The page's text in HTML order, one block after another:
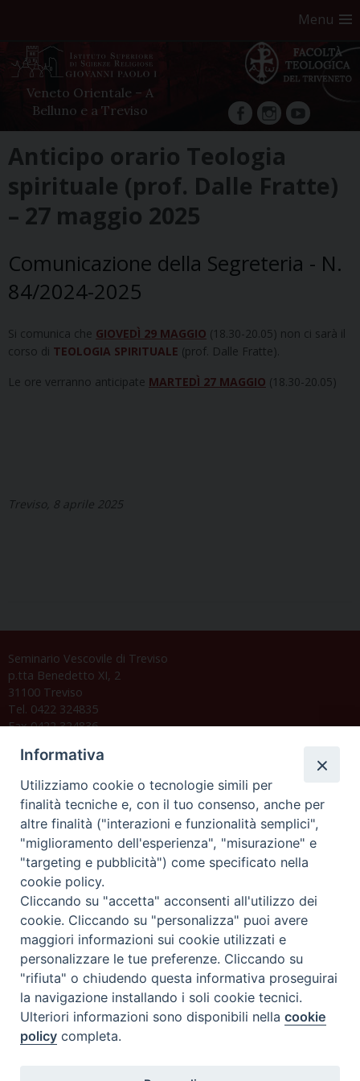
Menu
Veneto Orientale – A
Belluno e a Treviso
facebookInstagram
YouTube
to
content
Anticipo orario Teologia
spirituale (prof. Dalle Fratte)
– 27 maggio 2025
Comunicazione della Segreteria - N.
84/2024-2025
Si comunica che GIOVEDÌ 29 MAGGIO (18.30-20.05) non ci sarà il
corso di TEOLOGIA SPIRITUALE (prof. Dalle Fratte).
Le ore verranno anticipate MARTEDÌ 27 MAGGIO (18.30-20.05)
Treviso, 8 aprile 2025
Seminario Vescovile di Treviso
p.tta Benedetto XI, 2
31100 Treviso
Tel. 0422 324835
Fax 0422 324836
C.F. 94004060268
Orario di segreteria
Lunedì 17.30-19.30
Martedì 17.30-19.30
Mercoledì 17.30-19.30
Giovedì 17.30-19.30
Venerdì chiuso
Sabato 9.30-11.30
Privacy e sicurezza
Informativa
Utilizziamo cookie o tecnologie simili per
finalità tecniche e, con il tuo consenso, anche per
altre finalità ("interazioni e funzionalità semplici",
"miglioramento dell'esperienza", "misurazione" e
"targeting e pubblicità") come specificato nella
cookie policy.
Cliccando su "accetta" acconsenti all'utilizzo dei
cookie. Cliccando su "personalizza" puoi avere
maggiori informazioni sui cookie utilizzati e
personalizzare le tue preferenze. Cliccando su
"rifiuta" o chiudendo questa informativa proseguirai
la navigazione installando i soli cookie tecnici.
Ulteriori informazioni sono disponibili nellacookie
policy completa.